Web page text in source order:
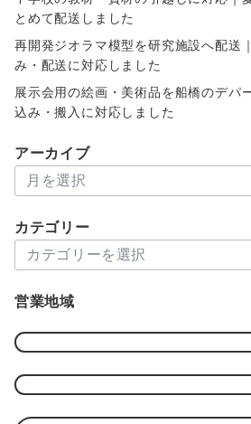
とめて配送しました
再開発ジオラマ模型を研究施設へ配送
み・配送に対応しました
展示会用の絵画・美術品を船橋のデパ
込み・搬入に対応しました
アーカイブ
ー
イ
カテゴリー
テ
リ
営業地域